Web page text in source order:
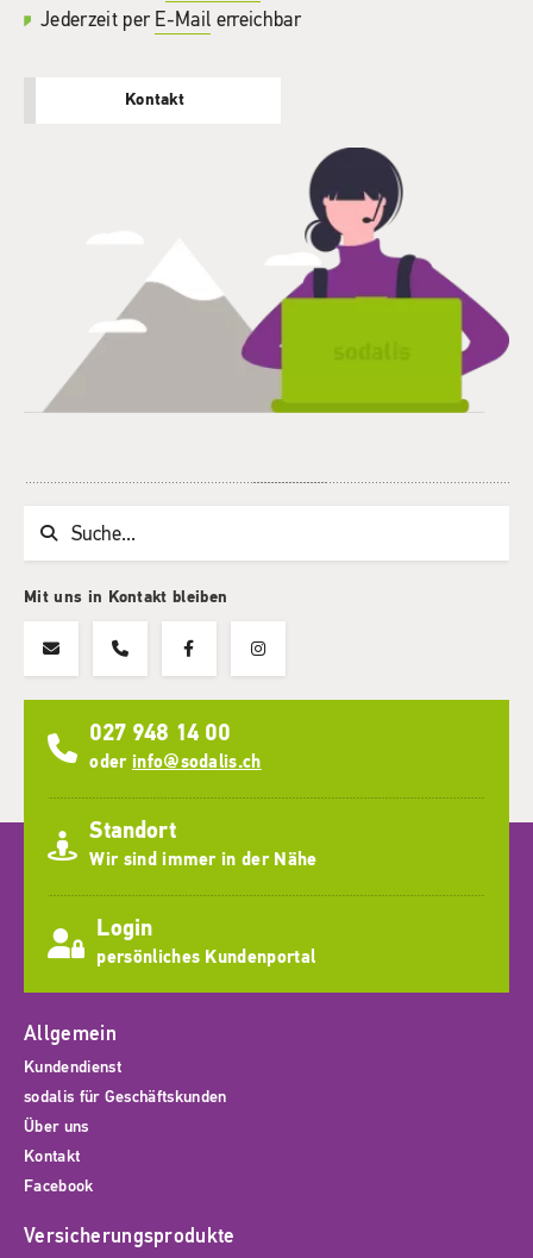
Jederzeit per E-Mail erreichbar
Kontakt
Suchwort
Mit uns in Kontakt bleiben
027 948 14 00
oder info@sodalis.ch
Standort
Wir sind immer in der Nähe
Login
persönliches Kundenportal
Allgemein
Kundendienst
sodalis für Geschäftskunden
Über uns
Kontakt
Facebook
Versicherungsprodukte